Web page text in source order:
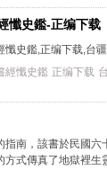
懺史鑑-正编下载
懺史鑑,正编下载,台
經懺史鑑 正编下载
南，該書於民國
方式傳真了地獄裡生